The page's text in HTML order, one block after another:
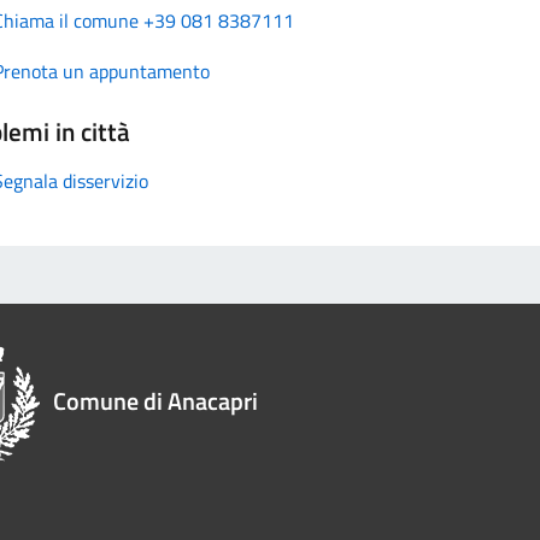
il comune +39 081 8387111
un appuntamento
in città
disservizio
Comune di Anacapri